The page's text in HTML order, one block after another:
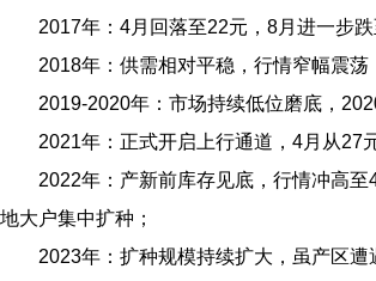
2017年：4月回落至22元，8月进一步跌
2018年：供需相对平稳，行情窄幅震荡
2019‑2020年：市场持续低位磨底，
2021年：正式开启上行通道，4月从27
2022年：产新前库存见底，行情冲高
地大户集中扩种；
2023年：扩种规模持续扩大，虽产区